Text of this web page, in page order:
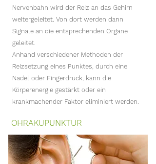
Nervenbahn wird der Reiz an das Gehirn
weitergeleitet. Von dort werden dann
Signale an die entsprechenden Organe
geleitet.
Anhand verschiedener Methoden der
Reizsetzung eines Punktes, durch eine
Nadel oder Fingerdruck, kann die
Körperenergie gestärkt oder ein
krankmachender Faktor eliminiert werden.
OHRAKUPUNKTUR